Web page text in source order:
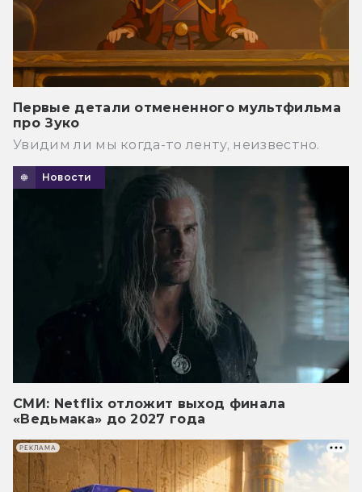
Первые детали отмененного мультфильма
про Зуко
Увидим ли мы когда-то ленту, неизвестно.
Новости
СМИ: Netflix отложит выход финала
«Ведьмака» до 2027 года
РЕКЛАМА